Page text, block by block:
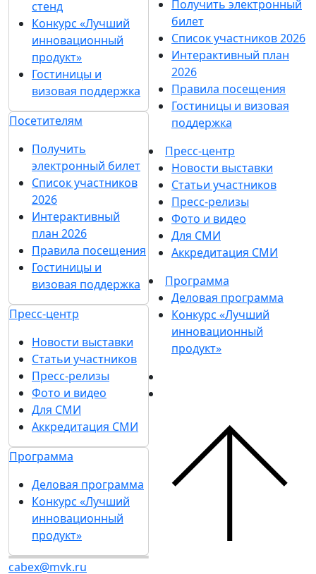
стенд
Конкурс «Лучший
инновационный
продукт»
Гостиницы и
визовая поддержка
Посетителям
Получить
электронный билет
Список участников
2026
Интерактивный
план 2026
Правила посещения
Гостиницы и
визовая поддержка
Пресс-центр
Новости выставки
Статьи участников
Пресс-релизы
Фото и видео
Для СМИ
Аккредитация СМИ
Программа
Деловая программа
Конкурс «Лучший
инновационный
продукт»
cabex@mvk.ru
Получить электронный
билет
Список участников 2026
Интерактивный план
2026
Правила посещения
Гостиницы и визовая
поддержка
Пресс-центр
Новости выставки
Статьи участников
Пресс-релизы
Фото и видео
Для СМИ
Аккредитация СМИ
Программа
Деловая программа
Конкурс «Лучший
инновационный
продукт»